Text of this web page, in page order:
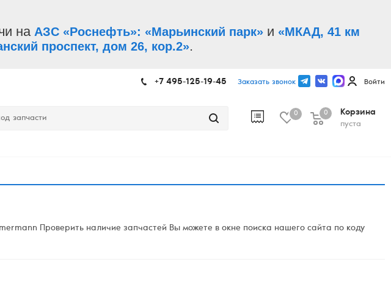
на АЗС «Роснефть»: «Марьинский парк» и «МКАД, 41 км
проспект, дом 26, кор.2».
+7 495-125-19-45 Заказать звонок Войти
0
Корзина
пуста
0
Проверить наличие запчастей Вы можете в окне поиска нашего сайта по коду